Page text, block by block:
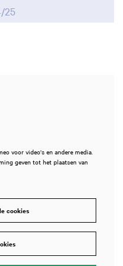
25
voor video's en andere media.
geven tot het plaatsen van
cookies